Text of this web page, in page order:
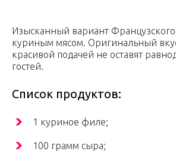
Изысканный вариант Французского
куриным мясом. Оригинальный
красивой подачей не оставят
гостей.
Список продуктов:
1 куриное филе;
100 грамм сыра;